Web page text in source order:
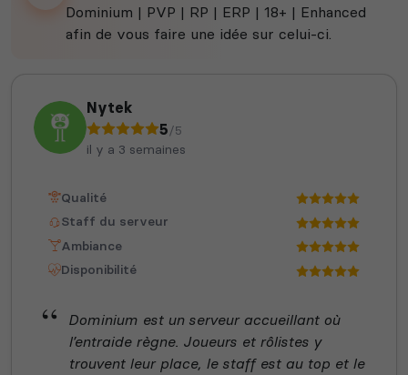
Dominium | PVP | RP | ERP | 18+ | Enhanced
afin de vous faire une idée sur celui-ci.
Nytek
5/5
il y a 3 semaines
Qualité
Staff du serveur
Ambiance
Disponibilité
Dominium est un serveur accueillant où
l’entraide règne. Joueurs et rôlistes y
trouvent leur place, le staff est au top et le